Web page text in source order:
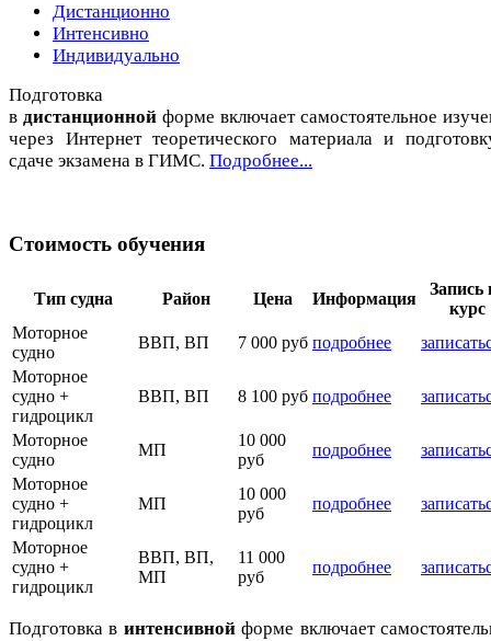
Дистанционно
Интенсивно
Индивидуально
Подготовка
в дистанционной форме включает самостоятельное
через Интернет теоретического материала и
сдаче экзамена в ГИМС. Подробнее...
Стоимость обучения
Тип судна Район Цена Информация
Запись
курс
Моторное
судно
ВВП, ВП 7 000 руб подробнее
Моторное
судно +
гидроцикл
ВВП, ВП 8 100 руб подробнее
Моторное
судно
МП
10 000
руб
подробнее
Моторное
судно +
гидроцикл
МП
10 000
руб
подробнее
Моторное
судно +
гидроцикл
ВВП, ВП,
МП
11 000
руб
подробнее
Подготовка в интенсивнойформе включает